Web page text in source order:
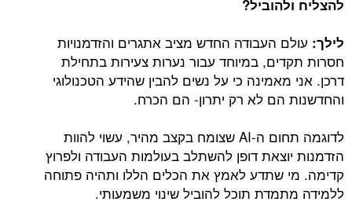
להצליח ולהוביל?
לילך: עולם העבודה החדש מציב אתגרים והזדמנויות
חסרות תקדים, במיוחד עבור נערות צעירות בתחילת
דרכן. אני מאמינה כי על נשים להבין שהידע הטכנולוגי
והחדשנות הם לא רק יתרון- הם הכרח.
לדוגמה תחום ה-AI שצומח בקצב מהיר, עשוי להוות
הזדמנות יוצאת דופן להשתלב בעולמות העבודה ולפרוץ
קדימה. מי שתדע לאמץ את הכלים הללו ותהיה פתוחה
ללמידה מתמדת תוכל להוביל שינוי משמעותי.